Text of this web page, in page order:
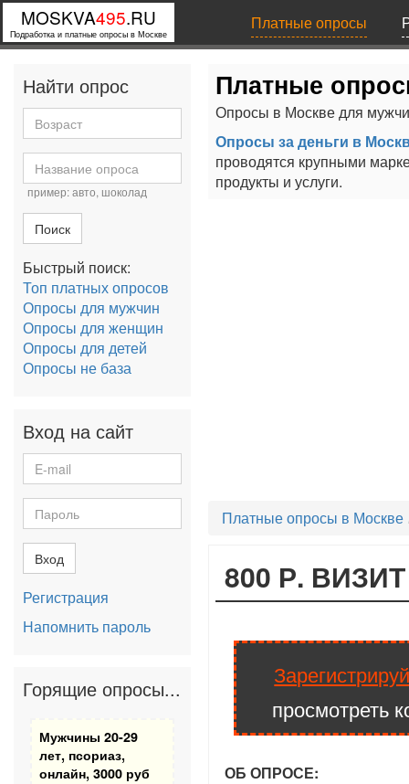
MOSKVA495.RU
Подработка и платные опросы в Москве
Платные опросы
Найти опрос
пример: авто, шоколад
Поиск
Быстрый поиск:
Топ платных опросов
Опросы для мужчин
Опросы для женщин
Опросы для детей
Опросы не база
Вход на сайт
Вход
Регистрация
Напомнить пароль
Горящие опросы...
Мужчины 20-29
лет, псориаз,
онлайн, 3000 руб
Платные
Опросы в Москве для
Опросы за деньги в
проводятся крупными
продукты и услуги.
Платные опросы в Москве
800 Р.
просмотреть
ОБ ОПРОСЕ: